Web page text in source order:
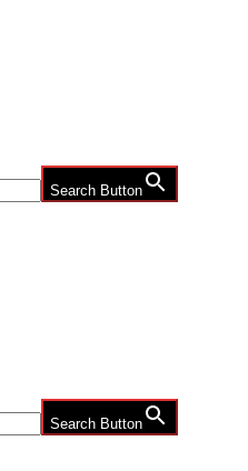
Search Button
Search Button